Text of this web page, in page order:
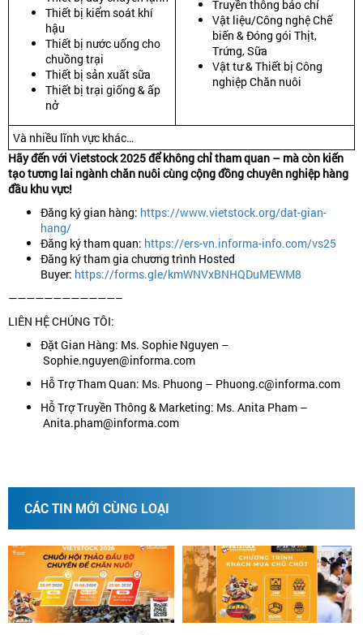
Thiết bị kiểm soát khí
hậu
Thiết bị nước uống cho
chuồng trại
Thiết bị sản xuất sữa
Thiết bị trại giống & ấp
nở
Truyền thông báo chí
Vật liệu/Công nghệ Chế
biến & Đóng gói Thịt,
Trứng, Sữa
Vật tư & Thiết bị Công
nghiệp Chăn nuôi
Và nhiều lĩnh vực khác…
Hãy đến với Vietstock 2025 để không chỉ tham quan – mà còn kiến
tạo tương lai ngành chăn nuôi cùng cộng đồng chuyên nghiệp hàng
đầu khu vực!
Đăng ký gian hàng: https://www.vietstock.org/dat-gian-
hang/
Đăng ký tham quan: https://ers-vn.informa-info.com/vs25
Đăng ký tham gia chương trình Hosted
Buyer: https://forms.gle/kmWNVxBNHQDuMEWM8
————————————–
LIÊN HỆ CHÚNG TÔI:
Đặt Gian Hàng: Ms. Sophie Nguyen –
Sophie.nguyen@informa.com
Hỗ Trợ Tham Quan: Ms. Phuong – Phuong.c@informa.com
Hỗ Trợ Truyền Thông & Marketing: Ms. Anita Pham –
Anita.pham@informa.com
CÁC TIN MỚI CÙNG LOẠI